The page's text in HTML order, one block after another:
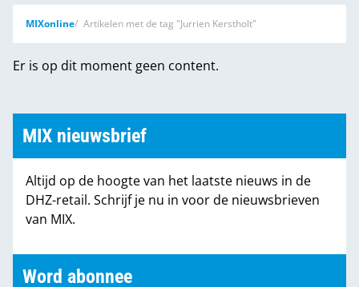
Marktcijfers
Word abonnee
MIXonline Artikelen met de tag "Jurrien Kerstholt"
Er is op dit moment geen content.
MIX nieuwsbrief
Altijd op de hoogte van het laatste nieuws in de
DHZ-retail. Schrijf je nu in voor de nieuwsbrieven
van MIX.
Word abonnee